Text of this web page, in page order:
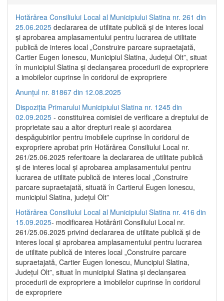
Hotărârea Consiliului Local al Municipiului Slatina nr. 261 din
25.06.2025 declararea de utilitate publică și de interes local
și aprobarea amplasamentului pentru lucrarea de utilitate
publică de interes local „Construire parcare supraetajată,
Cartier Eugen Ionescu, Municipiul Slatina, Județul Olt”, situat
în municipiul Slatina și declanșarea procedurii de expropriere
a imobilelor cuprinse în coridorul de expropriere
Anunțul nr. 81867 din 12.08.2025
Dispoziția Primarului Municipiului Slatina nr. 1245 din
02.09.2025 - constituirea comisiei de verificare a dreptului de
proprietate sau a altor drepturi reale și acordarea
despăgubirilor pentru imobilele cuprinse în coridorul de
expropriere aprobat prin Hotărârea Consiliului Local nr.
261/25.06.2025 referitoare la declararea de utilitate publică
și de interes local și aprobarea amplasamentului pentru
lucrarea de utilitate publică de interes local „Construire
parcare supraetajată, situată în Cartierul Eugen Ionescu,
municipiul Slatina, județul Olt”
Hotărârea Consiliului Local al Municipiului Slatina nr. 416 din
15.09.2025- modificarea Hotărârii Consiliului Local nr.
261/25.06.2025 privind declararea de utilitate publică și de
interes local și aprobarea amplasamentului pentru lucrarea
de utilitate publică de interes local „Construire parcare
supraetajată, Cartier Eugen Ionescu, Muncipiul Slatina,
Județul Olt”, situat în municipiul Slatina și declanșarea
procedurii de expropriere a imobilelor cuprinse în coridorul
de expropriere